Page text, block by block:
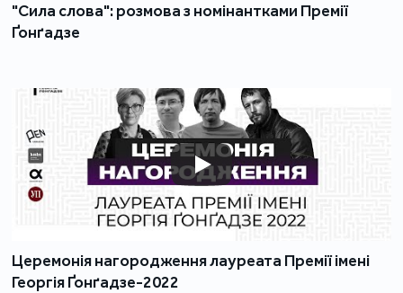
"Сила слова": розмова з номінантками Премії
Ґонґадзе
Церемонія нагородження лауреата Премії імені
Георгія Ґонґадзе-2022